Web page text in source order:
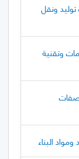
ونقل
وتقنية
البناء